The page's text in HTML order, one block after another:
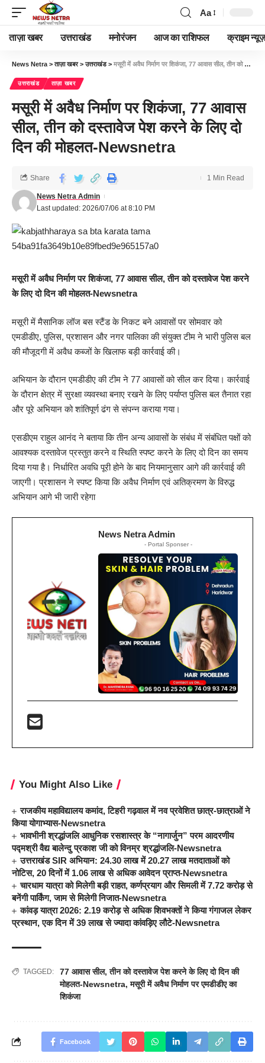
Aa
ताज़ा खबर उत्तराखंड मनोरंजन आज का राशिफल क्राइम न्यूज़
News Netra >ताज़ा खबर>उत्तराखंड> मसूरी में अवैध निर्माण पर शिकंजा, 77 आवास सील, तीन को दस्तावेज पेश करने के लिए दो दिन की मोहलत-Newsnetra
उत्तराखंड ताज़ा खबर
मसूरी में अवैध निर्माण पर शिकंजा, 77 आवास
सील, तीन को दस्तावेज पेश करने के लिए दो
दिन की मोहलत-Newsnetra
Last updated: 2026/07/06 at 8:10 PM
News Netra Admin
Share 1 Min Read
मसूरी में अवैध निर्माण पर शिकंजा, 77 आवास सील, तीन को दस्तावेज पेश करने
के लिए दो दिन की मोहलत-Newsnetra
मसूरी में मैसानिक लॉज बस स्टैंड के निकट बने आवासों पर सोमवार को
एमडीडीए, पुलिस, प्रशासन और नगर पालिका की संयुक्त टीम ने भारी पुलिस बल
की मौजूदगी में अवैध कब्जों के खिलाफ बड़ी कार्रवाई की।
अभियान के दौरान एमडीडीए की टीम ने 77 आवासों को सील कर दिया। कार्रवाई
के दौरान क्षेत्र में सुरक्षा व्यवस्था बनाए रखने के लिए पर्याप्त पुलिस बल तैनात रहा
और पूरे अभियान को शांतिपूर्ण ढंग से संपन्न कराया गया।
एसडीएम राहुल आनंद ने बताया कि तीन अन्य आवासों के संबंध में संबंधित पक्षों को
आवश्यक दस्तावेज प्रस्तुत करने व स्थिति स्पष्ट करने के लिए दो दिन का समय
दिया गया है। निर्धारित अवधि पूरी होने के बाद नियमानुसार आगे की कार्रवाई की
जाएगी। प्रशासन ने स्पष्ट किया कि अवैध निर्माण एवं अतिक्रमण के विरुद्ध
अभियान आगे भी जारी रहेगा
News Netra Admin
- Portal Sponser -
You Might Also Like
राजकीय महाविद्यालय कमांद, टिहरी गढ़वाल में नव प्रवेशित छात्र-छात्राओं ने
किया योगाभ्यास-Newsnetra
भावभीनी श्रद्धांजलि आधुनिक रसशास्त्र के “नागार्जुन” परम आदरणीय
पद्मश्री वैद्य बालेन्दु प्रकाश जी को विनम्र श्रद्धांजलि-Newsnetra
उत्तराखंड SIR अभियान: 24.30 लाख में 20.27 लाख मतदाताओं को
नोटिस, 20 दिनों में 1.06 लाख से अधिक आवेदन प्राप्त-Newsnetra
चारधाम यात्रा को मिलेगी बड़ी राहत, कर्णप्रयाग और सिमली में 7.72 करोड़ से
बनेंगी पार्किंग, जाम से मिलेगी निजात-Newsnetra
कांवड़ यात्रा 2026: 2.19 करोड़ से अधिक शिवभक्तों ने किया गंगाजल लेकर
प्रस्थान, एक दिन में 39 लाख से ज्यादा कांवड़िए लौटे-Newsnetra
TAGGED: 77 आवास सील,तीन को दस्तावेज पेश करने के लिए दो दिन की
मोहलत-Newsnetra,मसूरी में अवैध निर्माण पर एमडीडीए का
शिकंजा
Facebook